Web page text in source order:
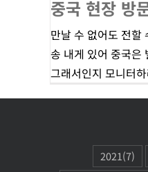
중국 현장 방
만날 수 없어도 전할
송 내게 있어 중국은
그래서인지 모니터
2021(7)